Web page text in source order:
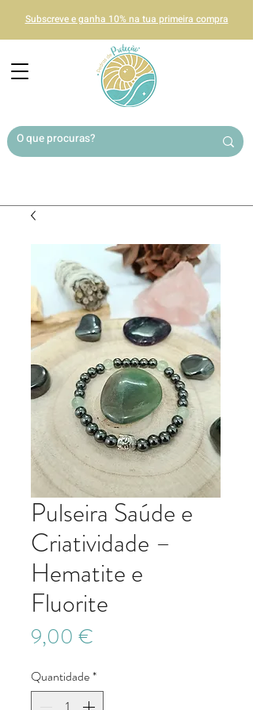
Subscreve e ganha 10% na tua primeira compra
Pulseira Saúde e
Criatividade –
Hematite e
Fluorite
9,00 €
Quantidade*